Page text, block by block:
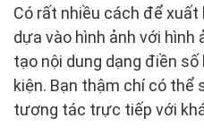
Có rất nhiều cách để xuất
dựa vào hình ảnh với hình
tạo nội dung dạng điền
kiện. Bạn thậm chí có thể
tương tác trực tiếp với